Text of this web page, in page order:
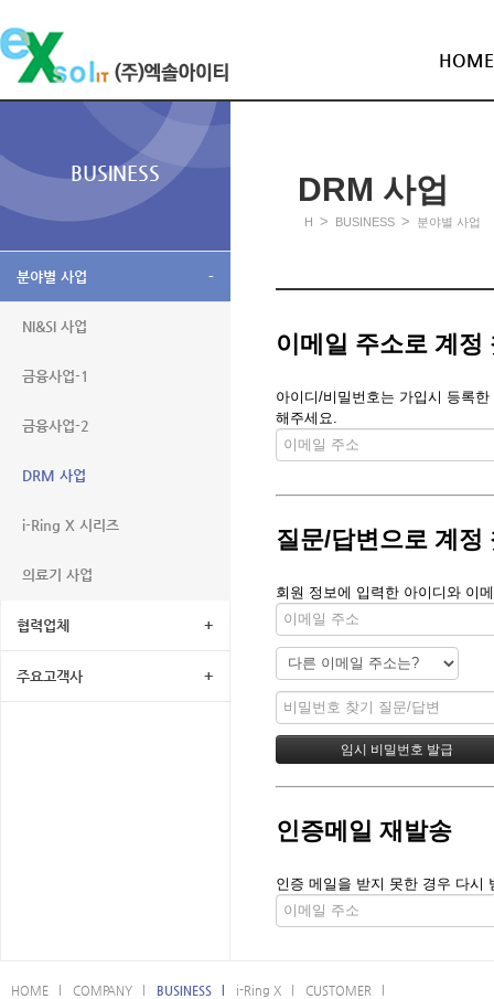
HOME
BUSINESS
분야별 사업 -
NI&SI 사업
금융사업-1
금융사업-2
DRM 사업
i-Ring X 시리즈
의료기 사업
협력업체 +
주요고객사 +
DRM 사업
H > BUSINESS > 분야별 사업
이메일 주소로 계정
아이디/비밀번호는 가입시 등록
해주세요.
질문/답변으로 계정
회원 정보에 입력한 아이디와 이
인증메일 재발송
인증 메일을 받지 못한 경우 다시
HOME l COMPANY l BUSINESS l i-Ring X l CUSTOMER l